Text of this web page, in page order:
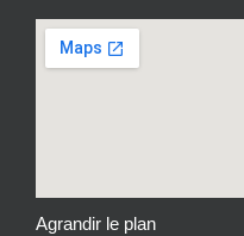
Agrandir le plan